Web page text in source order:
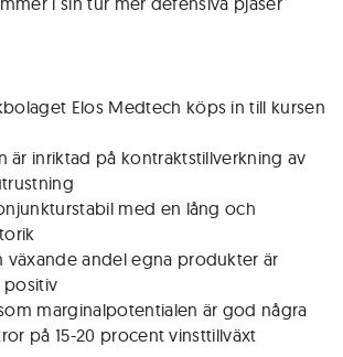
Elos Medtech köps in till kursen
är inriktad på kontraktstillverkning av
med en lång och
växande andel egna produkter är
positiv
marginalpotentialen är god några
på 15-20 procent vinsttillväxt